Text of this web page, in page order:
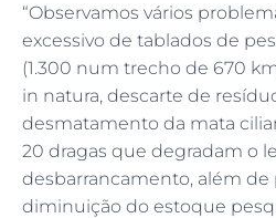
“Observamos vários
excessivo de tablados de
(1.300 num trecho de 670
in natura, descarte de
desmatamento da mata
20 dragas que degradam o
desbarrancamento, além de
diminuição do estoque